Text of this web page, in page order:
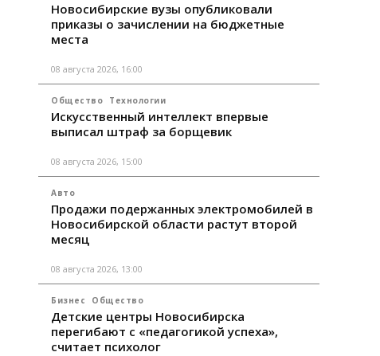
Новосибирские вузы опубликовали
приказы о зачислении на бюджетные
места
08 августа 2026, 16:00
Общество Технологии
Искусственный интеллект впервые
выписал штраф за борщевик
08 августа 2026, 15:00
Авто
Продажи подержанных электромобилей в
Новосибирской области растут второй
месяц
08 августа 2026, 13:00
Бизнес Общество
Детские центры Новосибирска
перегибают с «педагогикой успеха»,
считает психолог